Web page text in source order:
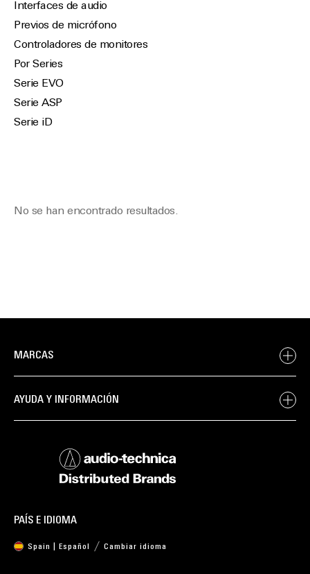
Interfaces de audio
Previos de micrófono
Controladores de monitores
Por Series
Serie EVO
Serie ASP
Serie iD
No se han encontrado resultados.
MARCAS
AYUDA Y INFORMACIÓN
PAÍS E IDIOMA
Spain | Español Cambiar idioma